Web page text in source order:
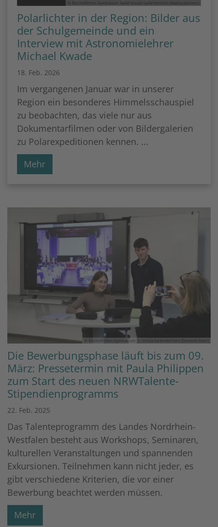
© Bischöfliches Gymnasium Sankt Ursula Geilenkirchen (Marina Janssen)
Polarlichter in der Region: Bilder aus
der Schulgemeinde und ein
Interview mit Astronomielehrer
Michael Kwade
18. Feb. 2026
Im vergangenen Januar war in unserer
Region ein besonderes Himmelsschauspiel
zu beobachten, das viele nur aus
Dokumentarfilmen oder von Bildergalerien
zu Polarexpeditionen kennen. ...
Mehr
© Bischöfliches Gymnasium St. Ursula Geilenkirchen (Dominik Esser)
Die Bewerbungsphase läuft bis zum 09.
März: Pressetermin mit Paula Philippen
zum Start des neuen NRWTalente-
Stipendienprogramms
22. Feb. 2025
Das Talenteprogramm des Landes Nordrhein-
Westfalen besteht aus Workshops, Seminaren,
kulturellen Veranstaltungen und spannenden
Exkursionen. Teilnehmen kann nicht jeder, es
gibt verschiedene Kriterien, die vor einer
Bewerbung beachtet werden müssen.
Mehr